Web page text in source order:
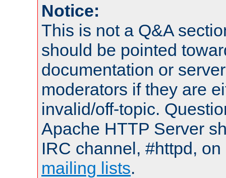
Notice:
This is not a Q&A
should be pointed
documentation or
moderators if they are
invalid/off-topic.
Apache HTTP Server
IRC channel, #httpd,
mailing lists.